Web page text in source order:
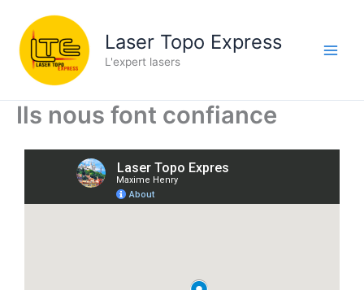
contenu
Laser Topo Express
L'expert lasers
Ils nous font confiance